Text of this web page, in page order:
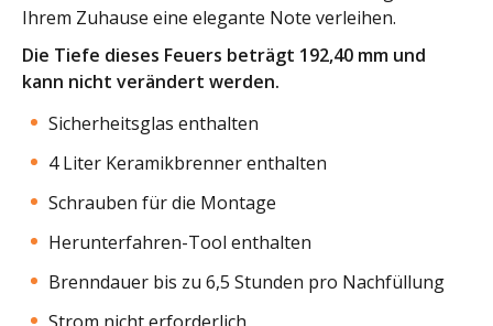
Ihrem Zuhause eine elegante Note verleihen.
Die Tiefe dieses Feuers beträgt 192,40 mm und
kann nicht verändert werden.
Sicherheitsglas enthalten
4 Liter Keramikbrenner enthalten
Schrauben für die Montage
Herunterfahren-Tool enthalten
Brenndauer bis zu 6,5 Stunden pro Nachfüllung